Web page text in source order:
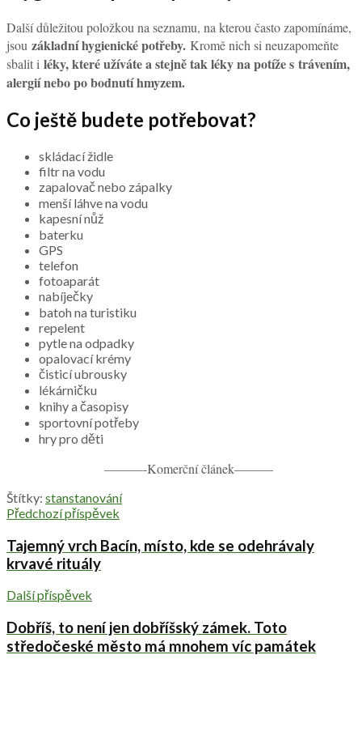
Další důležitou položkou na seznamu, na kterou často zapomínáme,
jsou základní hygienické potřeby. Kromě nich si neuzapomeňte
sbalit i léky, které užíváte a stejně tak léky na potíže s trávením,
alergií nebo po bodnutí hmyzem.
Co ještě budete potřebovat?
skládací židle
filtr na vodu
zapalovač nebo zápalky
menší láhve na vodu
kapesní nůž
baterku
GPS
telefon
fotoaparát
nabíječky
batoh na turistiku
repelent
pytle na odpadky
opalovací krémy
čisticí ubrousky
lékárničku
knihy a časopisy
sportovní potřeby
hry pro děti
———-Komerční článek———
Štítky: stanstanování
Předchozí příspěvek
Tajemný vrch Bacín, místo, kde se odehrávaly
krvavé rituály
Další příspěvek
Dobříš, to není jen dobříšský zámek. Toto
středočeské město má mnohem víc památek